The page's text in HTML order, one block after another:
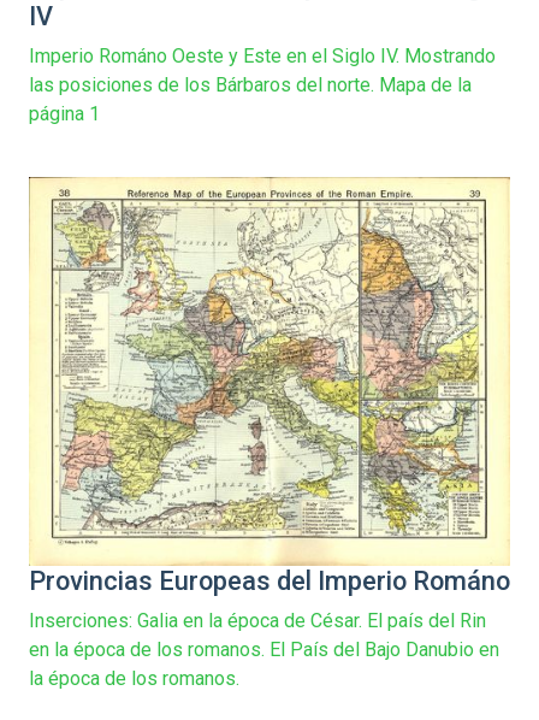
IV
Imperio Románo Oeste y Este en el Siglo IV. Mostrando
las posiciones de los Bárbaros del norte. Mapa de la
página 1
Provincias Europeas del Imperio Románo
Inserciones: Galia en la época de César. El país del Rin
en la época de los romanos. El País del Bajo Danubio en
la época de los romanos.